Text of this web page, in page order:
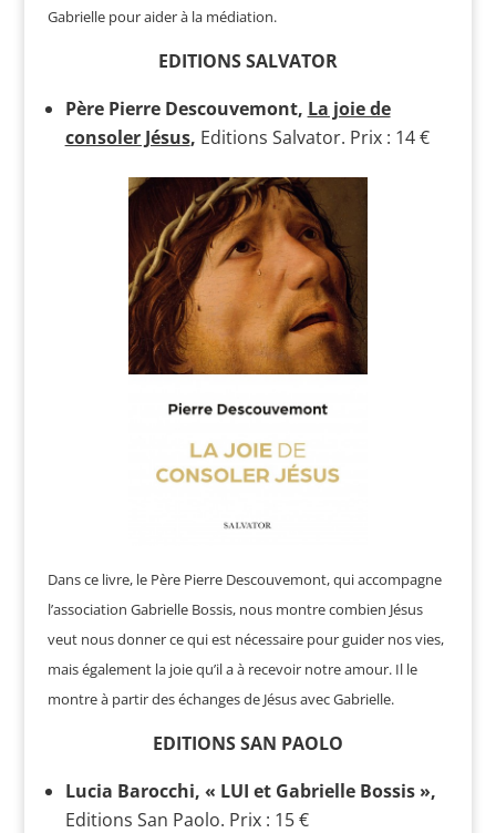
Gabrielle pour aider à la médiation.
EDITIONS SALVATOR
Père Pierre Descouvemont, La joie de
consoler Jésus, Editions Salvator. Prix : 14 €
Dans ce livre, le Père Pierre Descouvemont, qui accompagne
l’association Gabrielle Bossis, nous montre combien Jésus
veut nous donner ce qui est nécessaire pour guider nos vies,
mais également la joie qu’il a à recevoir notre amour. Il le
montre à partir des échanges de Jésus avec Gabrielle.
EDITIONS SAN PAOLO
Lucia Barocchi, « LUI et Gabrielle Bossis »,
Editions San Paolo. Prix : 15 €